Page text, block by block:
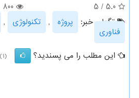
5.0
/
5
800
تگهای خبر:
پروژه , تكنولوژی ,
فناوری
این مطلب را می پسندید؟
(1)